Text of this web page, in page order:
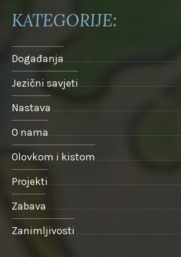
KATEGORIJE:
Događanja
Jezični savjeti
Nastava
O nama
Olovkom i kistom
Projekti
Zabava
Zanimljivosti